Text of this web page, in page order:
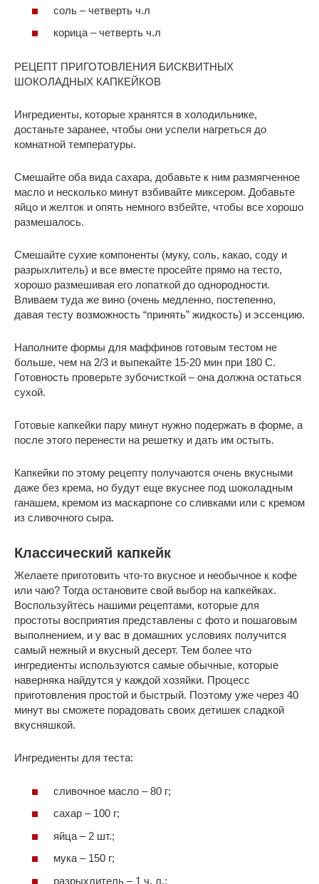
соль – четверть ч.л
корица – четверть ч.л
РЕЦЕПТ ПРИГОТОВЛЕНИЯ БИСКВИТНЫХ
ШОКОЛАДНЫХ КАПКЕЙКОВ
Ингредиенты, которые хранятся в холодильнике,
достаньте заранее, чтобы они успели нагреться до
комнатной температуры.
Смешайте оба вида сахара, добавьте к ним размягченное
масло и несколько минут взбивайте миксером. Добавьте
яйцо и желток и опять немного взбейте, чтобы все хорошо
размешалось.
Смешайте сухие компоненты (муку, соль, какао, соду и
разрыхлитель) и все вместе просейте прямо на тесто,
хорошо размешивая его лопаткой до однородности.
Вливаем туда же вино (очень медленно, постепенно,
давая тесту возможность “принять” жидкость) и эссенцию.
Наполните формы для маффинов готовым тестом не
больше, чем на 2/3 и выпекайте 15-20 мин при 180 С.
Готовность проверьте зубочисткой – она должна остаться
сухой.
Готовые капкейки пару минут нужно подержать в форме, а
после этого перенести на решетку и дать им остыть.
Капкейки по этому рецепту получаются очень вкусными
даже без крема, но будут еще вкуснее под шоколадным
ганашем, кремом из маскарпоне со сливками или с кремом
из сливочного сыра.
Классический капкейк
Желаете приготовить что-то вкусное и необычное к кофе
или чаю? Тогда остановите свой выбор на капкейках.
Воспользуйтесь нашими рецептами, которые для
простоты восприятия представлены с фото и пошаговым
выполнением, и у вас в домашних условиях получится
самый нежный и вкусный десерт. Тем более что
ингредиенты используются самые обычные, которые
наверняка найдутся у каждой хозяйки. Процесс
приготовления простой и быстрый. Поэтому уже через 40
минут вы сможете порадовать своих детишек сладкой
вкусняшкой.
Ингредиенты для теста:
сливочное масло – 80 г;
сахар – 100 г;
яйца – 2 шт.;
мука – 150 г;
разрыхлитель – 1 ч. л.;